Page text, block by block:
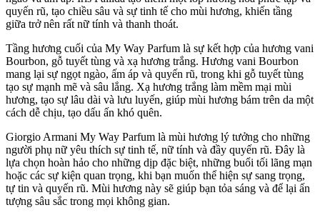
quyến rũ, tạo chiều sâu và sự tinh tế cho mùi hương, khiến tầng
giữa trở nên rất nữ tính và thanh thoát.
Tầng hương cuối của My Way Parfum là sự kết hợp của hương vani
Bourbon, gỗ tuyết tùng và xạ hương trắng. Hương vani Bourbon
mang lại sự ngọt ngào, ấm áp và quyến rũ, trong khi gỗ tuyết tùng
tạo sự mạnh mẽ và sâu lắng. Xạ hương trắng làm mềm mại mùi
hương, tạo sự lâu dài và lưu luyến, giúp mùi hương bám trên da một
cách dễ chịu, tạo dấu ấn khó quên.
Giorgio Armani My Way Parfum là mùi hương lý tưởng cho những
người phụ nữ yêu thích sự tinh tế, nữ tính và đầy quyến rũ. Đây là
lựa chọn hoàn hảo cho những dịp đặc biệt, những buổi tối lãng mạn
hoặc các sự kiện quan trọng, khi bạn muốn thể hiện sự sang trọng,
tự tin và quyến rũ. Mùi hương này sẽ giúp bạn tỏa sáng và để lại ấn
tượng sâu sắc trong mọi không gian.